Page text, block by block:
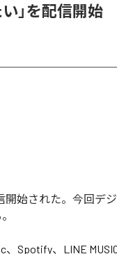
」を配信開始
開始された。今回デ
、 Spotify、 LINE